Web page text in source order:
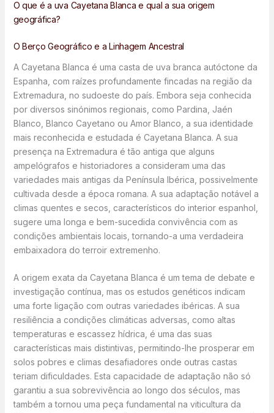
O que é a uva Cayetana Blanca e qual a sua origem
geográfica?
O Berço Geográfico e a Linhagem Ancestral
A Cayetana Blanca é uma casta de uva branca autóctone da
Espanha, com raízes profundamente fincadas na região da
Extremadura, no sudoeste do país. Embora seja conhecida
por diversos sinónimos regionais, como Pardina, Jaén
Blanco, Blanco Cayetano ou Amor Blanco, a sua identidade
mais reconhecida e estudada é Cayetana Blanca. A sua
presença na Extremadura é tão antiga que alguns
ampelógrafos e historiadores a consideram uma das
variedades mais antigas da Península Ibérica, possivelmente
cultivada desde a época romana. A sua adaptação notável a
climas quentes e secos, característicos do interior espanhol,
sugere uma longa e bem-sucedida convivência com as
condições ambientais locais, tornando-a uma verdadeira
embaixadora do terroir extremenho.
A origem exata da Cayetana Blanca é um tema de debate e
investigação contínua, mas os estudos genéticos indicam
uma forte ligação com outras variedades ibéricas. A sua
resiliência a condições climáticas adversas, como altas
temperaturas e escassez hídrica, é uma das suas
características mais distintivas, permitindo-lhe prosperar em
solos pobres e climas desafiadores onde outras castas
teriam dificuldades. Esta capacidade de adaptação não só
garantiu a sua sobrevivência ao longo dos séculos, mas
também a tornou uma peça fundamental na viticultura da